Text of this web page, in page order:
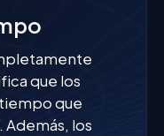
que los
que
Además, los